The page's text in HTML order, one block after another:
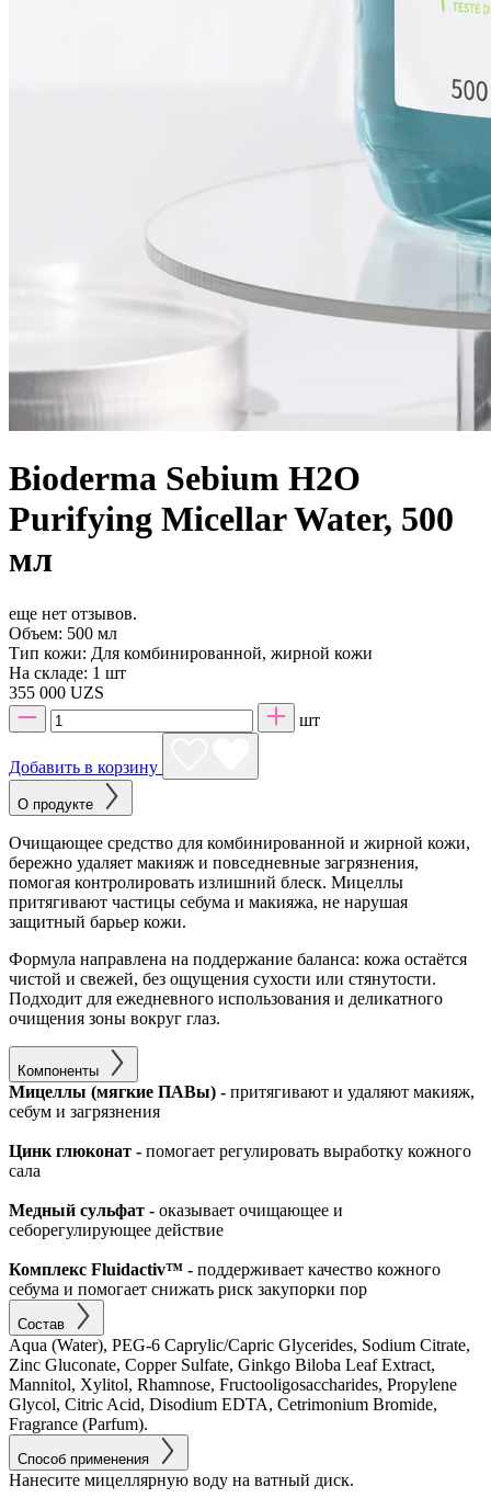
Bioderma Sebium H2O
Purifying Micellar Water, 500
мл
еще нет отзывов.
Объем: 500 мл
Тип кожи: Для комбинированной, жирной кожи
На складе: 1 шт
355 000 UZS
шт
Добавить в корзину
О продукте
Очищающее средство для комбинированной и жирной кожи,
бережно удаляет макияж и повседневные загрязнения,
помогая контролировать излишний блеск. Мицеллы
притягивают частицы себума и макияжа, не нарушая
защитный барьер кожи.
Формула направлена на поддержание баланса: кожа остаётся
чистой и свежей, без ощущения сухости или стянутости.
Подходит для ежедневного использования и деликатного
очищения зоны вокруг глаз.
Компоненты
Мицеллы (мягкие ПАВы) - притягивают и удаляют макияж,
себум и загрязнения
Цинк глюконат - помогает регулировать выработку кожного
сала
Медный сульфат - оказывает очищающее и
себорегулирующее действие
Комплекс Fluidactiv™ - поддерживает качество кожного
себума и помогает снижать риск закупорки пор
Состав
Aqua (Water), PEG-6 Caprylic/Capric Glycerides, Sodium Citrate,
Zinc Gluconate, Copper Sulfate, Ginkgo Biloba Leaf Extract,
Mannitol, Xylitol, Rhamnose, Fructooligosaccharides, Propylene
Glycol, Citric Acid, Disodium EDTA, Cetrimonium Bromide,
Fragrance (Parfum).
Способ применения
Нанесите мицеллярную воду на ватный диск.